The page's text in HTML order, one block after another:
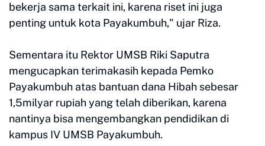
bekerja sama terkait ini, karena riset ini juga
penting untuk kota Payakumbuh," ujar Riza.
Sementara itu Rektor UMSB Riki Saputra
mengucapkan terimakasih kepada Pemko
Payakumbuh atas bantuan dana Hibah sebesar
1,5milyar rupiah yang telah diberikan, karena
nantinya bisa mengembangkan pendidikan di
kampus IV UMSB Payakumbuh.